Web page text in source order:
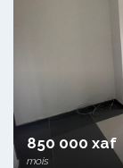
850 000 xaf
mois